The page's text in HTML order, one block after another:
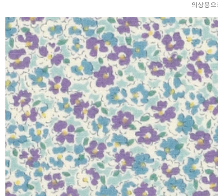
의상용